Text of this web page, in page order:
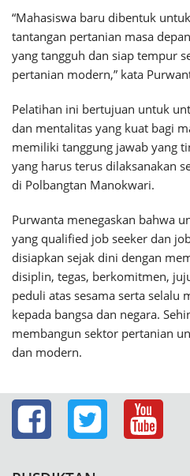
“Mahasiswa baru dibentuk
tantangan pertanian masa
yang tangguh dan siap tempur
pertanian modern,” kata
Pelatihan ini bertujuan untuk
dan mentalitas yang kuat bagi
memiliki tanggung jawab yang
yang harus terus dilaksanakan
di Polbangtan Manokwari.
Purwanta menegaskan bahwa
yang qualified job seeker dan
disiapkan sejak dini dengan
disiplin, tegas, berkomitmen,
peduli atas sesama serta selalu
kepada bangsa dan negara.
membangun sektor pertanian
dan modern.